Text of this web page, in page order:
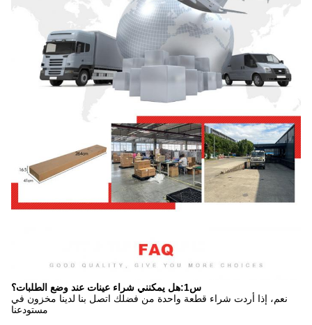
س1:هل يمكنني شراء عينات عند وضع الطلبات؟
نعم، إذا أردت شراء قطعة واحدة من فضلك اتصل بنا لدينا مخزون في
مستودعنا